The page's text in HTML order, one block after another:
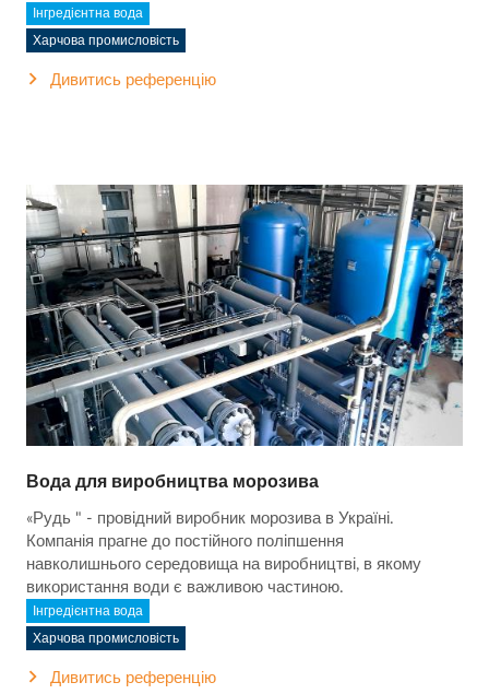
Інгредієнтна вода
Харчова промисловість
Дивитись референцію
Вода для виробництва морозива
«Рудь " - провідний виробник морозива в Україні.
Компанія прагне до постійного поліпшення
навколишнього середовища на виробництві, в якому
використання води є важливою частиною.
Інгредієнтна вода
Харчова промисловість
Дивитись референцію